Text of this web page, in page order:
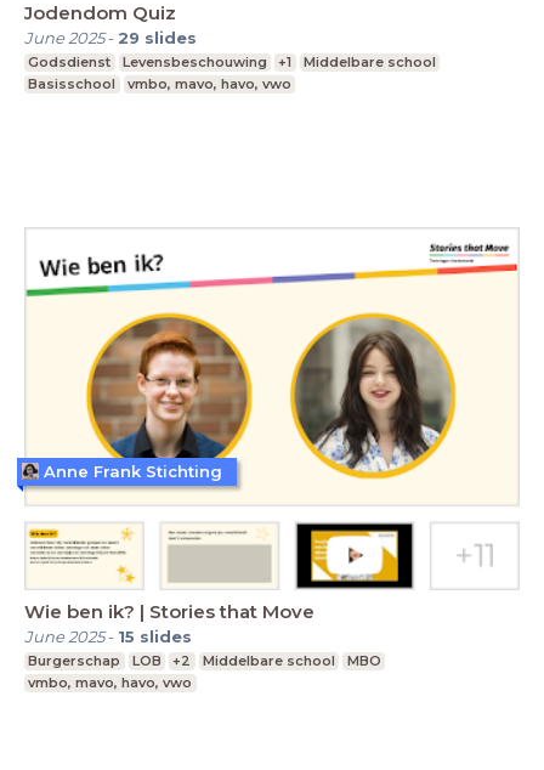
Jodendom Quiz
June 2025- 29 slides
Godsdienst Levensbeschouwing +1
Middelbare school
Basisschool
vmbo, mavo, havo, vwo
Wie ben ik? | Stories that Move
June 2025- 15 slides
Burgerschap LOB +2 Middelbare school
MBO
vmbo, mavo, havo, vwo
Anne Frank Stichting